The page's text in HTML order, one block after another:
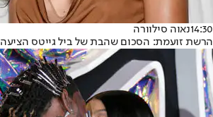
14:30נאוה סילוורה
הרשת זועמת: הסכום שהבת של ביל גייטס הציעה